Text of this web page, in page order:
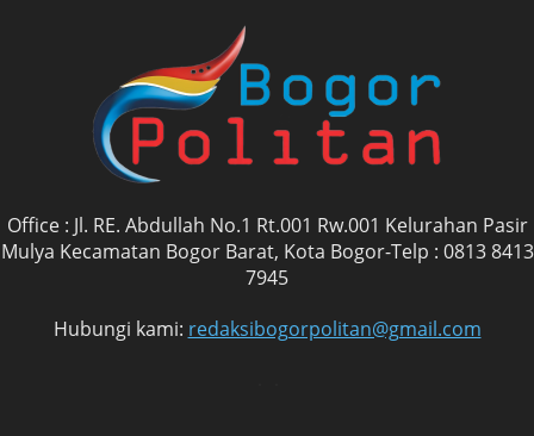
Office : Jl. RE. Abdullah No.1 Rt.001 Rw.001 Kelurahan Pasir
Mulya Kecamatan Bogor Barat, Kota Bogor-Telp : 0813 8413
7945
Hubungi kami: redaksibogorpolitan@gmail.com